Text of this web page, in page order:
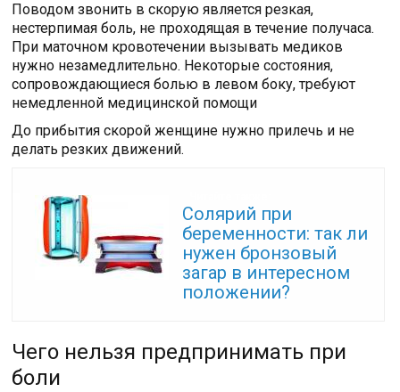
Поводом звонить в скорую является резкая,
нестерпимая боль, не проходящая в течение получаса.
При маточном кровотечении вызывать медиков
нужно незамедлительно. Некоторые состояния,
сопровождающиеся болью в левом боку, требуют
немедленной медицинской помощи
До прибытия скорой женщине нужно прилечь и не
делать резких движений.
Солярий при
беременности: так ли
нужен бронзовый
загар в интересном
положении?
Чего нельзя предпринимать при
боли